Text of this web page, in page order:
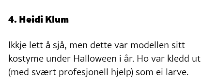
4. Heidi Klum
Ikkje lett å sjå, men dette var modellen sitt
kostyme under Halloween i år. Ho var kledd ut
(med svært profesjonell hjelp) som ei larve.